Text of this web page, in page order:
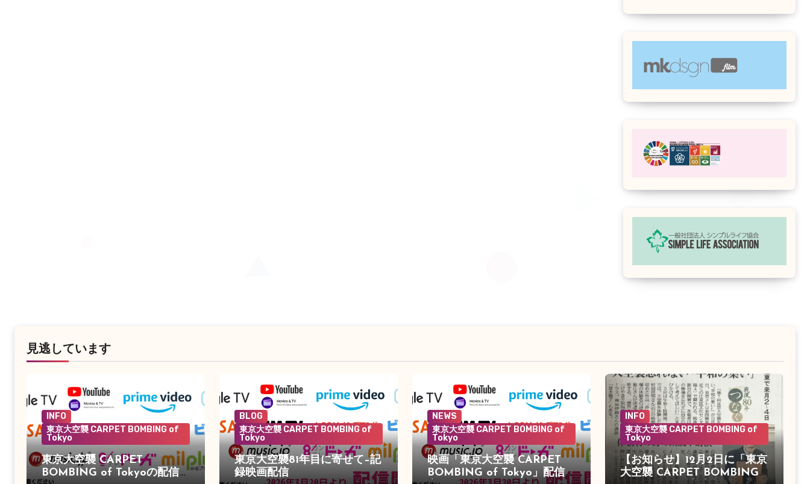
見逃しています
INFO
東京大空襲 CARPET BOMBING of
Tokyo
東京大空襲 CARPET
BOMBING of Tokyoの配信が
BLOG
東京大空襲 CARPET BOMBING of
Tokyo
東京大空襲81年目に寄せて–記
録映画配信
NEWS
東京大空襲 CARPET BOMBING of
Tokyo
映画「東京大空襲 CARPET
BOMBING of Tokyo」配信決
INFO
東京大空襲 CARPET BOMBING of
Tokyo
【お知らせ】12月2日に「東京
大空襲 CARPET BOMBING